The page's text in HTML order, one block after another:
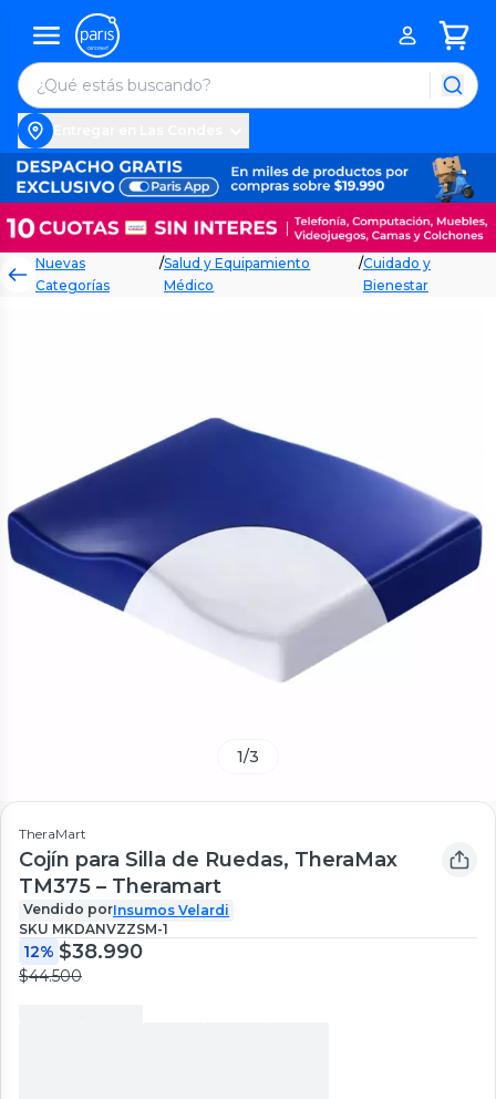
Nuevas
Categorías
/Salud y Equipamiento
Médico
/Cuidado y
Bienestar
1/3
TheraMart
Cojín para Silla de Ruedas, TheraMax
TM375 – Theramart
Vendido porInsumos Velardi
SKU MKDANVZZSM-1
12% $38.990
$44.500